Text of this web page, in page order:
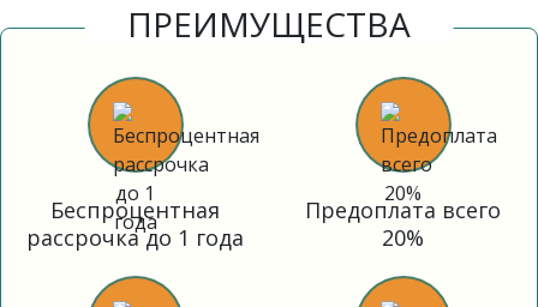
ПРЕИМУЩЕСТВА
Беспроцентная
рассрочка до 1 года
Предоплата всего
20%